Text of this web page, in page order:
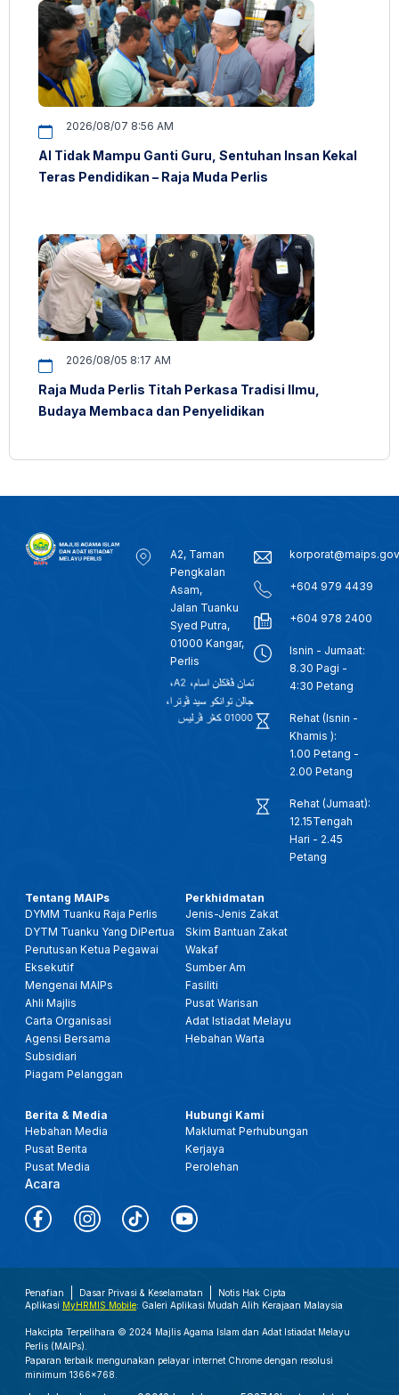
2026/08/07 8:56 AM
AI Tidak Mampu Ganti Guru, Sentuhan Insan Kekal
Teras Pendidikan – Raja Muda Perlis
2026/08/05 8:17 AM
Raja Muda Perlis Titah Perkasa Tradisi Ilmu,
Budaya Membaca dan Penyelidikan
A2, Taman
Pengkalan
Asam,
Jalan Tuanku
Syed Putra,
01000 Kangar,
Perlis
+604 979 4439
+604 978 2400
Isnin - Jumaat:
8.30 Pagi -
4:30 Petang
Rehat (Isnin -
Khamis ):
1.00 Petang -
2.00 Petang
Rehat (Jumaat):
12.15Tengah
Hari - 2.45
Petang
Tentang MAIPs
DYMM Tuanku Raja Perlis
DYTM Tuanku Yang DiPertua
Perutusan Ketua Pegawai
Eksekutif
Mengenai MAIPs
Ahli Majlis
Carta Organisasi
Agensi Bersama
Subsidiari
Piagam Pelanggan
Perkhidmatan
Jenis-Jenis Zakat
Skim Bantuan Zakat
Wakaf
Sumber Am
Fasiliti
Pusat Warisan
Adat Istiadat Melayu
Hebahan Warta
Berita & Media
Hebahan Media
Pusat Berita
Pusat Media
Acara
Hubungi Kami
Maklumat Perhubungan
Kerjaya
Perolehan
Penafian Dasar Privasi & Keselamatan
Notis Hak Cipta
Aplikasi MyHRMIS Mobile: Galeri Aplikasi Mudah Alih Kerajaan Malaysia
Hakcipta Terpelihara © 2024 Majlis Agama Islam dan Adat Istiadat Melayu
Perlis (MAIPs).
Paparan terbaik mengunakan pelayar internet Chrome dengan resolusi
minimum 1366x768.